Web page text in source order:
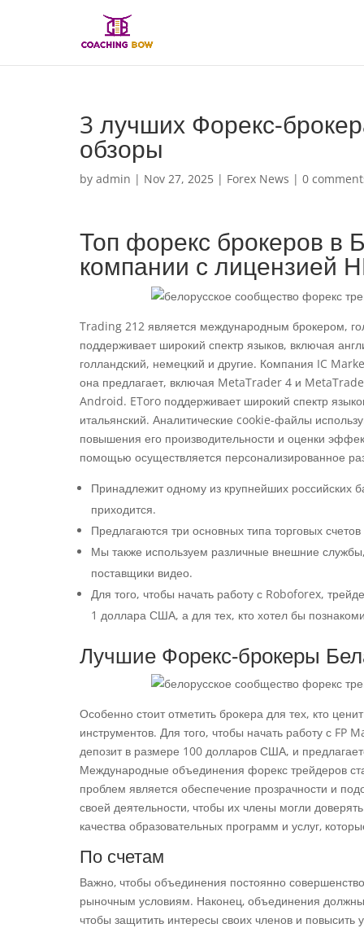
3 лучших Форекс-
обзоры
by admin | Nov 27, 2025 | Forex News | 0
Топ форекс брокеров в
компании с лицензией
Trading 212 является международным брокером,
поддерживает широкий спектр языков, включая
голландский, немецкий и другие. Компания IC
она предлагает, включая MetaTrader 4 и
Android. EToro поддерживает широкий спектр
итальянский. Аналитические cookie-файлы
повышения его производительности и оценки
помощью осуществляется персонализированное
Принадлежит одному из крупнейших российских
приходится.
Предлагаются три основных типа торговых
Мы также используем различные внешние
поставщики видео.
Для того, чтобы начать работу с Roboforex,
1 доллара США, а для тех, кто хотел бы
Лучшие Форекс-брокеры
Особенно стоит отметить брокера для тех, кто
инструментов. Для того, чтобы начать работу с
депозит в размере 100 долларов США, и
Международные объединения форекс трейдеров
проблем является обеспечение прозрачности и
своей деятельности‚ чтобы их члены могли
качества образовательных программ и услуг‚
По счетам
Важно‚ чтобы объединения постоянно
рыночным условиям. Наконец‚ объединения
чтобы защитить интересы своих членов и